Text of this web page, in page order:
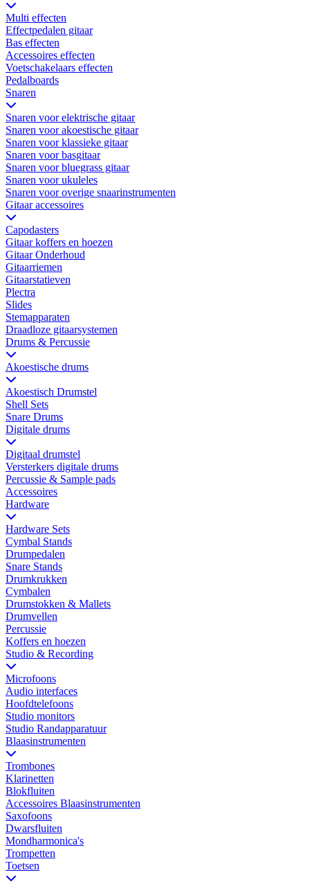
Multi effecten
Effectpedalen gitaar
Bas effecten
Accessoires effecten
Voetschakelaars effecten
Pedalboards
Snaren
Snaren voor elektrische gitaar
Snaren voor akoestische gitaar
Snaren voor klassieke gitaar
Snaren voor basgitaar
Snaren voor bluegrass gitaar
Snaren voor ukuleles
Snaren voor overige snaarinstrumenten
Gitaar accessoires
Capodasters
Gitaar koffers en hoezen
Gitaar Onderhoud
Gitaarriemen
Gitaarstatieven
Plectra
Slides
Stemapparaten
Draadloze gitaarsystemen
Drums & Percussie
Akoestische drums
Akoestisch Drumstel
Shell Sets
Snare Drums
Digitale drums
Digitaal drumstel
Versterkers digitale drums
Percussie & Sample pads
Accessoires
Hardware
Hardware Sets
Cymbal Stands
Drumpedalen
Snare Stands
Drumkrukken
Cymbalen
Drumstokken & Mallets
Drumvellen
Percussie
Koffers en hoezen
Studio & Recording
Microfoons
Audio interfaces
Hoofdtelefoons
Studio monitors
Studio Randapparatuur
Blaasinstrumenten
Trombones
Klarinetten
Blokfluiten
Accessoires Blaasinstrumenten
Saxofoons
Dwarsfluiten
Mondharmonica's
Trompetten
Toetsen